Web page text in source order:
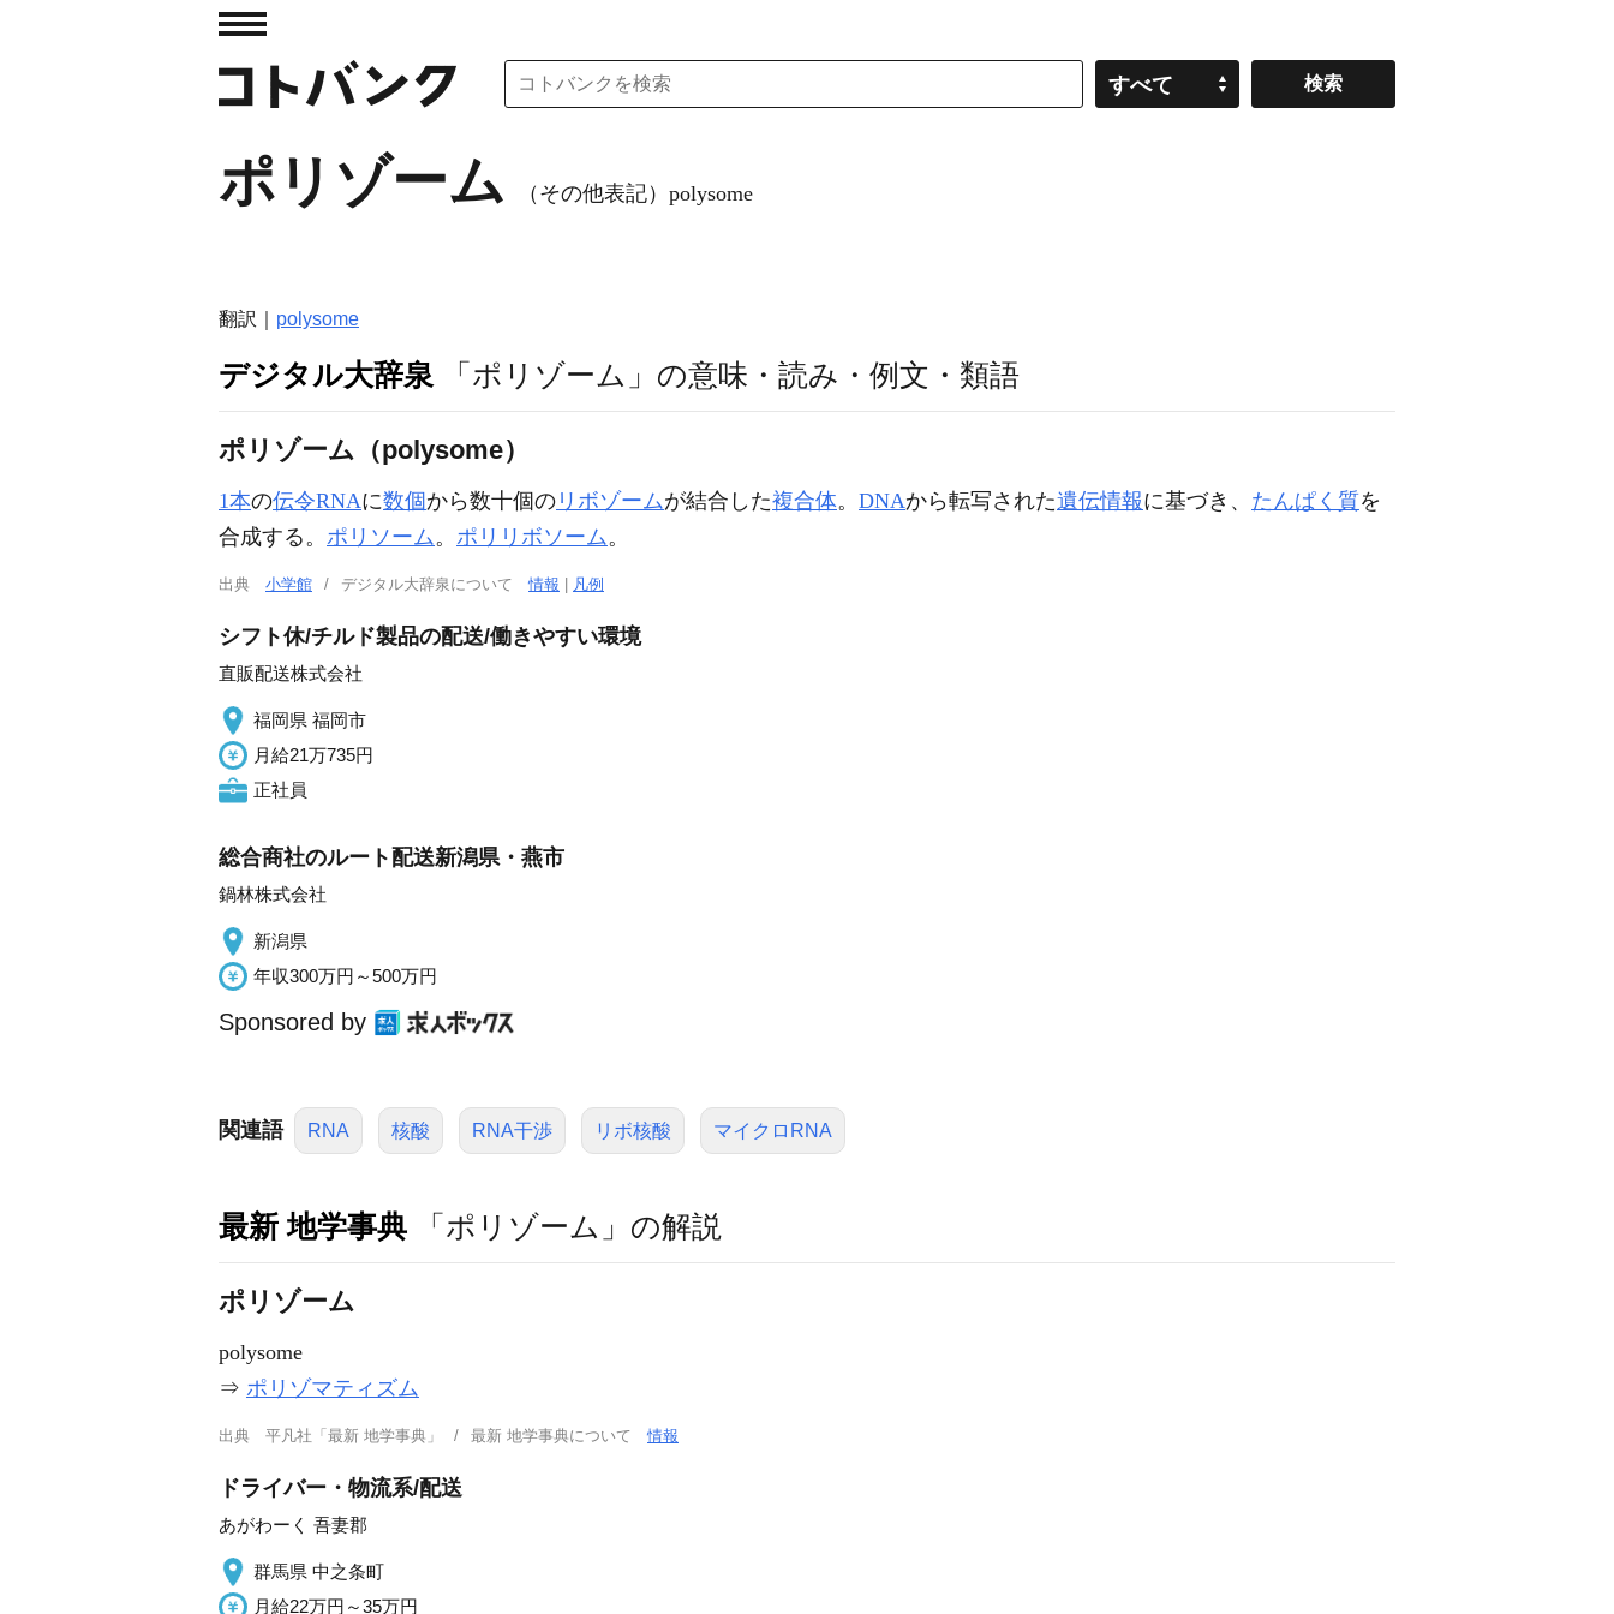
すべて
ポリゾーム （その他表記）polysome
翻訳｜ polysome
デジタル大辞泉 「ポリゾーム」の意味・読み・例文・類語
ポリゾーム（polysome）
1本の伝令RNAに数個から数十個の リボゾームが結合した複合体。 DNAから転写された遺伝情報に基づき、 たんぱく質を
合成する。 ポリソーム。 ポリリボソーム。
出典 小学館 デジタル大辞泉について情報 凡例
シフト休/チルド製品の配送/働きやすい環境
直販配送株式会社
福岡県 福岡市
月給21万735円
正社員
総合商社のルート配送新潟県・燕市
鍋林株式会社
新潟県
年収300万円～500万円
Sponsored by
関連語 RNA 核酸 RNA干渉 リボ核酸 マイクロRNA
最新 地学事典 「ポリゾーム」の解説
ポリゾーム
polysome
⇒ ポリゾマティズム
出典 平凡社「最新 地学事典」 最新 地学事典について情報
ドライバー・物流系/配送
あがわーく 吾妻郡
群馬県 中之条町
月給22万円～35万円